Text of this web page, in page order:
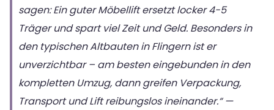
sagen: Ein guter Möbellift ersetzt locker 4-5
Träger und spart viel Zeit und Geld. Besonders in
den typischen Altbauten in Flingern ist er
unverzichtbar – am besten eingebunden in den
kompletten Umzug, dann greifen Verpackung,
Transport und Lift reibungslos ineinander.“ —